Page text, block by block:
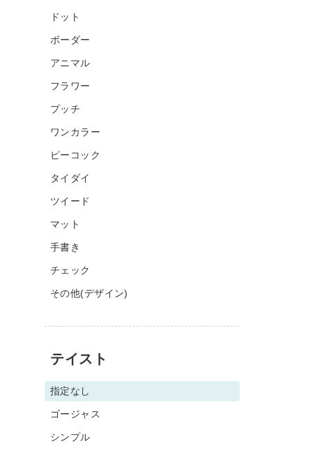
ドット
ボーダー
アニマル
フラワー
プッチ
ワンカラー
ピーコック
タイダイ
ツイード
マット
手書き
チェック
その他(デザイン)
テイスト
指定なし
ゴージャス
シンプル